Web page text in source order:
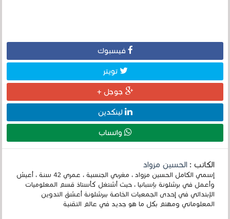
فيسبوك
تويتر
جوجل +
لينكدين
واتساب
الكاتب :الحسين مزواد
إسمي الكامل الحسين مزواد ، مغربي الجنسية ، عمري 42 سنة ، أعيش
وأعمل في برشلونة بإسبانيا ، حيث أشتغل كأستاذ قسم المعلوميات
الإبتدائي في إحدى الجمعيات الخاصة ببرشلونة أعشق التدوين
المعلوماتي ومهتم بكل ما هو جديد في عالم التقنية